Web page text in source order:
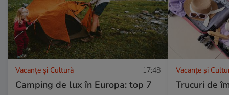
Vacanțe și Cultură 17:48
Camping de lux în Europa: top 7
Vacanțe și
Trucuri de